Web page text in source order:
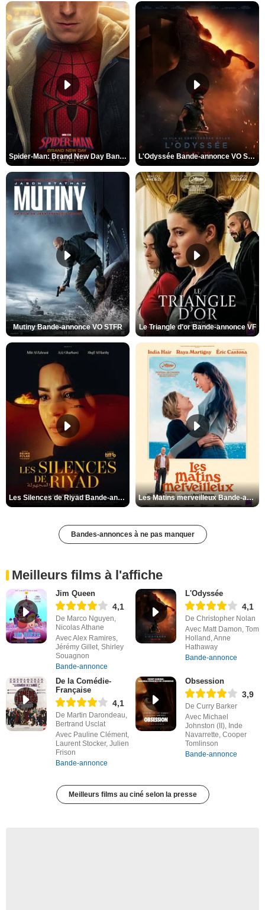
Spider-Man: Brand New Day Bande-annonce VO STFR L'Odyssée Bande-annonce VO STFR
Mutiny Bande-annonce VO STFR Le Triangle d'or Bande-annonce VF
Les Silences de Riyad Bande-annonce VO STFR Les Matins merveilleux Bande-annonce VF
Bandes-annonces à ne pas manquer
Meilleurs films à l'affiche
Jim Queen
4,1
De Marco Nguyen,
Nicolas Athane
Avec Alex Ramires,
Jérémy Gillet, Shirley
Souagnon
Bande-annonce
L'Odyssée
4,1
De Christopher Nolan
Avec Matt Damon, Tom
Holland, Anne
Hathaway
Bande-annonce
De la Comédie-
Française
4,1
De Martin Darondeau,
Bertrand Usclat
Avec Pauline Clément,
Laurent Stocker, Julien
Frison
Bande-annonce
Obsession
3,9
De Curry Barker
Avec Michael
Johnston (II), Inde
Navarrette, Cooper
Tomlinson
Bande-annonce
Meilleurs films au ciné selon la presse